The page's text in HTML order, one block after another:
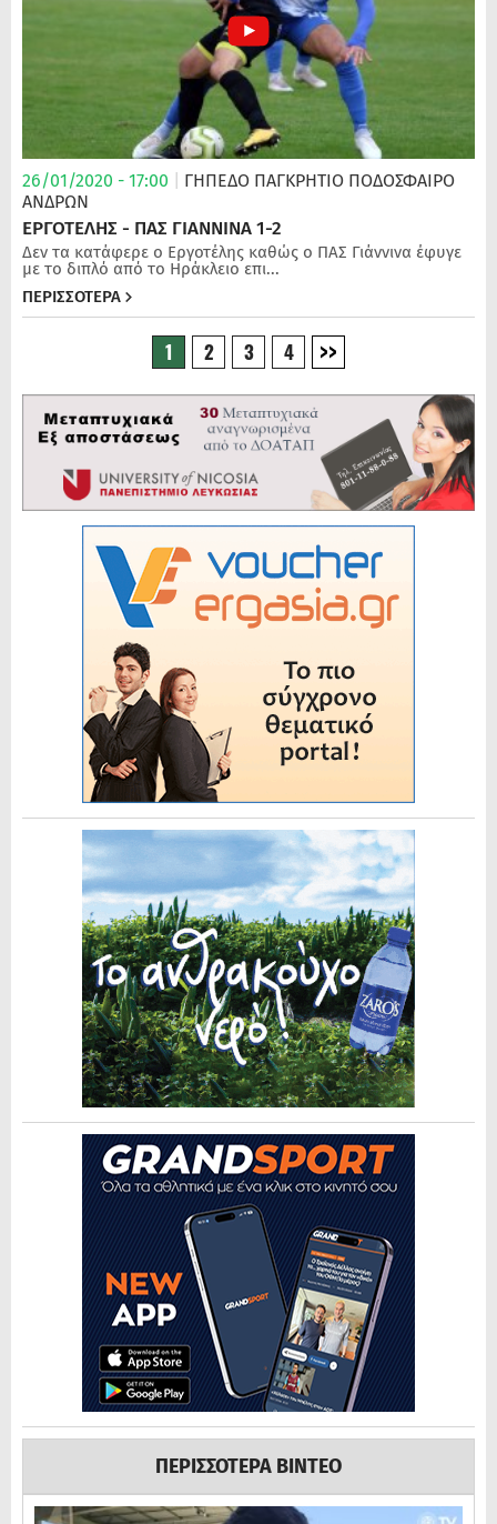
26/01/2020 - 17:00 ΓΗΠΕΔΟ ΠΑΓΚΡΗΤΙΟ ΠΟΔΌΣΦΑΙΡΟ
ΑΝΔΡΏΝ
ΕΡΓΟΤΕΛΗΣ - ΠΑΣ ΓΙΑΝΝΙΝΑ 1-2
Δεν τα κατάφερε ο Εργοτέλης καθώς ο ΠΑΣ Γιάννινα έφυγε
με το διπλό από το Ηράκλειο επι...
ΠΕΡΙΣΣΟΤΕΡΑ
1 2 3 4
ΠΕΡΙΣΣΟΤΕΡΑ ΒΙΝΤΕΟ